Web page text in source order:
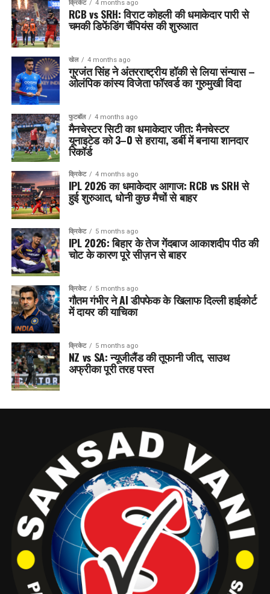
क्रिकेट 4 months ago
RCB vs SRH: विराट कोहली की धमाकेदार पारी से
चमकी डिफेंडिंग चैंपियंस की शुरुआत
खेल 4 months ago
गुरजंत सिंह ने अंतरराष्ट्रीय हॉकी से लिया संन्यास –
ओलंपिक कांस्य विजेता फॉरवर्ड का गुरुमुखी विदा
फुटबॉल 4 months ago
मैनचेस्टर सिटी का धमाकेदार जीत: मैनचेस्टर
यूनाइटेड को 3–0 से हराया, डर्बी में बनाया शानदार
रिकॉर्ड
क्रिकेट 4 months ago
IPL 2026 का धमाकेदार आगाज: RCB vs SRH से
हुई शुरुआत, धोनी कुछ मैचों से बाहर
क्रिकेट 5 months ago
IPL 2026: बिहार के तेज गेंदबाज आकाशदीप पीठ की
चोट के कारण पूरे सीज़न से बाहर
क्रिकेट 5 months ago
गौतम गंभीर ने AI डीपफेक के खिलाफ दिल्ली हाईकोर्ट
में दायर की याचिका
क्रिकेट 5 months ago
NZ vs SA: न्यूजीलैंड की तूफानी जीत, साउथ
अफ्रीका पूरी तरह पस्त